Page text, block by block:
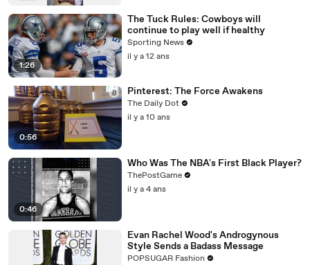
1:26
The Tuck Rules: Cowboys will
continue to play well if healthy
Sporting News
il y a 12 ans
0:56
Pinterest: The Force Awakens
The Daily Dot
il y a 10 ans
0:46
Who Was The NBA's First Black Player?
ThePostGame
il y a 4 ans
Evan Rachel Wood's Androgynous
Style Sends a Badass Message
POPSUGAR Fashion